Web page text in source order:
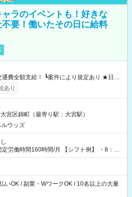
ラのイベントも！好きな
要！働いたその日に給料
） ┗働いたその日に現金GET♪ お仕事後はコ
を引き落とせます！ 【試用期間】試
あり
宮区錦町（最寄り駅：大宮駅）
ルウッズ
160時間/月 【シフト例】 ・8：00
いOK / 副業・WワークOK / 10名以上の大量